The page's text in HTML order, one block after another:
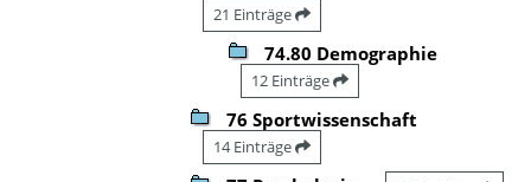
21 Einträge
74.80 Demographie
12 Einträge
76 Sportwissenschaft
14 Einträge